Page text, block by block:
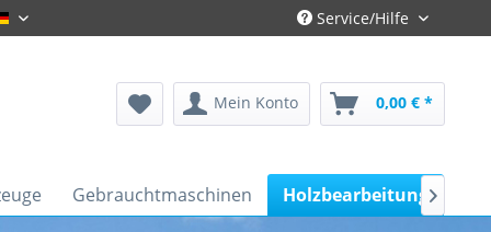
Gronau-Deutsch Service/Hilfe
Mein Konto 0,00 € *
Gebrauchtmaschinen Holzbearbeitung 